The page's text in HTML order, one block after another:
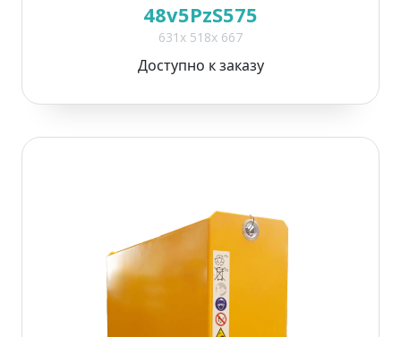
48v5PzS575
631x 518x 667
Доступно к заказу